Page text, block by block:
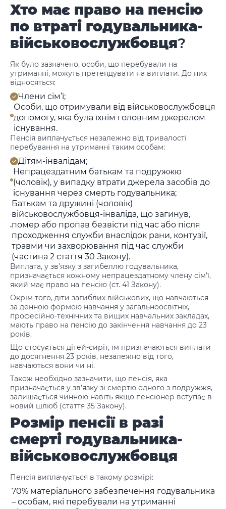
Хто має право на пенсію
по втраті годувальника-
військовослужбовця?
Як було зазначено, особи, що перебували на
утриманні, можуть претендувати на виплати. До них
відносяться:
Члени сім’ї;
Особи, що отримували від військовослужбовця
допомогу, яка була їхнім головним джерелом
існування.
Пенсія виплачується незалежно від тривалості
перебування на утриманні таким особам:
Дітям-інвалідам;
Непрацездатним батькам та подружжю
(чоловік), у випадку втрати джерела засобів до
існування через смерть годувальника;
Батькам та дружині (чоловік)
військовослужбовця-інваліда, що загинув,
помер або пропав безвісти під час або після
проходження служби внаслідок рани, контузії,
травми чи захворювання під час служби
(частина 2 стаття 30 Закону).
Виплата, у зв’язку з загибеллю годувальника,
призначається кожному непрацездатному члену сім’ї,
який має право на пенсію (ст. 41 Закону).
Окрім того, діти загиблих військових, що навчаються
за денною формою навчання у загальноосвітніх,
професійно-технічних та вищих навчальних закладах,
мають право на пенсію до закінчення навчання до 23
років.
Що стосується дітей-сиріт, їм призначаються виплати
до досягнення 23 років, незалежно від того,
навчаються вони чи ні.
Також необхідно зазначити, що пенсія, яка
призначається у зв’язку зі смертю одного з подружжя,
залишається чинною навіть якщо пенсіонер вступає в
новий шлюб (стаття 35 Закону).
Розмір пенсії в разі
смерті годувальника-
військовослужбовця
Пенсія виплачується в такому розмірі:
70% матеріального забезпечення годувальника
– особам, які перебували на утриманні